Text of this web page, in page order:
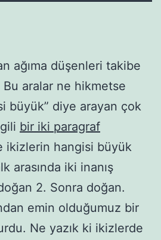
ağıma düşenleri takibe
aralar ne hikmetse
büyük” diye arayan çok
bir iki paragraf
ikizlerin hangisi büyük
arasında iki inanış
2. Sonra doğan.
emin olduğumuz bir
Ne yazık ki ikizlerde